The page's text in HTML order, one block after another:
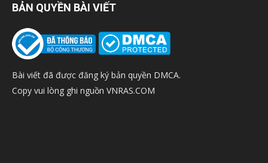
BẢN QUYỀN BÀI VIẾT
Bài viết đã được đăng ký bản quyền DMCA.
Copy vui lòng ghi nguồn VNRAS.COM